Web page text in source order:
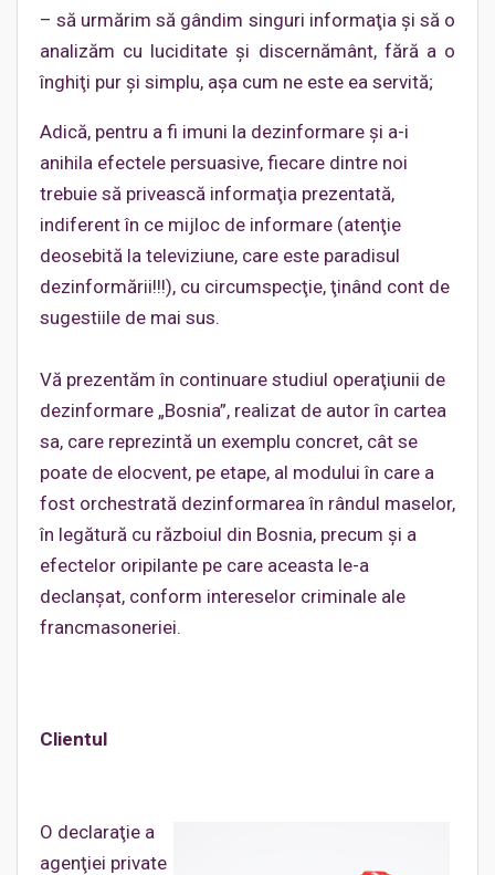
– să urmărim să gândim singuri informaţia şi să o
analizăm cu luciditate şi discernământ, fără a o
înghiţi pur şi simplu, aşa cum ne este ea servită;
Adică, pentru a fi imuni la dezinformare şi a-i
anihila efectele persuasive, fiecare dintre noi
trebuie să privească informaţia prezentată,
indiferent în ce mijloc de informare (atenţie
deosebită la televiziune, care este paradisul
dezinformării!!!), cu circumspecţie, ţinând cont de
sugestiile de mai sus.
Vă prezentăm în continuare studiul operaţiunii de
dezinformare „Bosnia”, realizat de autor în cartea
sa, care reprezintă un exemplu concret, cât se
poate de elocvent, pe etape, al modului în care a
fost orchestrată dezinformarea în rândul maselor,
în legătură cu războiul din Bosnia, precum şi a
efectelor oripilante pe care aceasta le-a
declanşat, conform intereselor criminale ale
francmasoneriei.
Clientul
O declaraţie a
agenţiei private